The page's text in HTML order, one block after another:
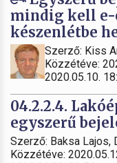
mindig kell
készenlétbe
Szerző: Kiss
Közzétéve:
2020.05.10.
04.2.2.4.
egyszerű
Szerző: Baksa Lajos,
Közzétéve: